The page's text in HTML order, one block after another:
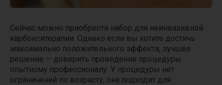
Сейчас можно приобрести набор для неинвазивной
карбокситерапии. Однако если вы хотите достичь
максимально положительного эффекта, лучшее
решение — доверить проведение процедуры
опытному профессионалу. У процедуры нет
ограничений по возрасту, она подходит для